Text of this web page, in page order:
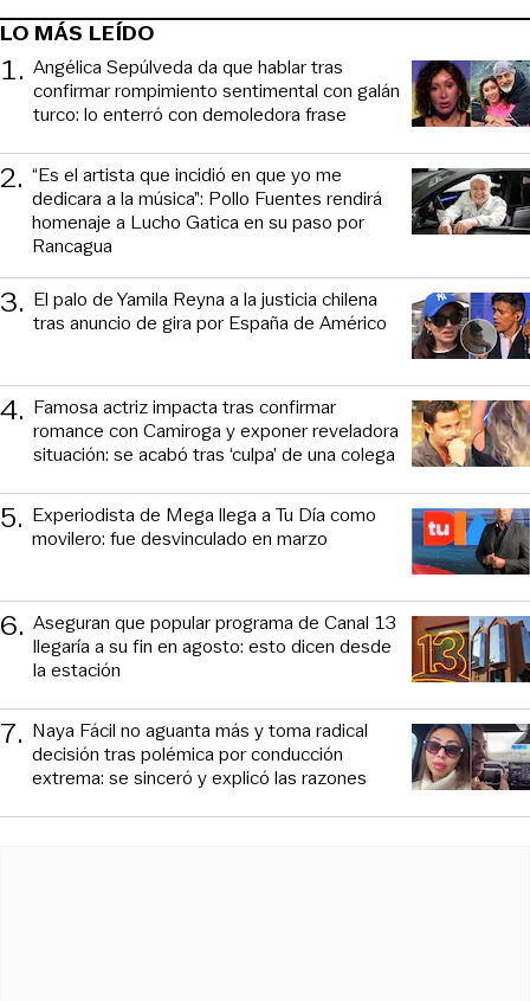
LO MÁS LEÍDO
1. Angélica Sepúlveda da que hablar tras
confirmar rompimiento sentimental con galán
turco: lo enterró con demoledora frase
2. “Es el artista que incidió en que yo me
dedicara a la música”: Pollo Fuentes rendirá
homenaje a Lucho Gatica en su paso por
Rancagua
3. El palo de Yamila Reyna a la justicia chilena
tras anuncio de gira por España de Américo
4. Famosa actriz impacta tras confirmar
romance con Camiroga y exponer reveladora
situación: se acabó tras ‘culpa’ de una colega
5. Experiodista de Mega llega a Tu Día como
movilero: fue desvinculado en marzo
6. Aseguran que popular programa de Canal 13
llegaría a su fin en agosto: esto dicen desde
la estación
7. Naya Fácil no aguanta más y toma radical
decisión tras polémica por conducción
extrema: se sinceró y explicó las razones